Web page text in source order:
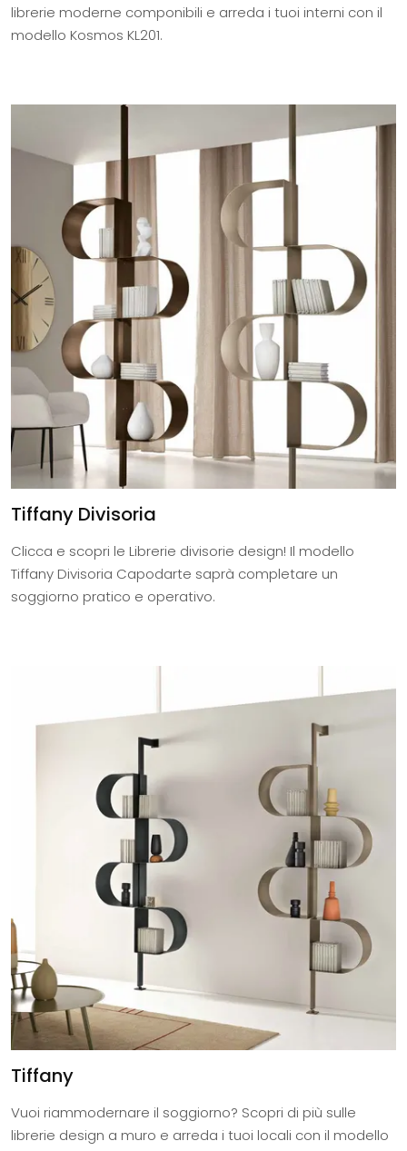
librerie moderne componibili e arreda i tuoi interni con il
modello Kosmos KL201.
Tiffany Divisoria
Clicca e scopri le Librerie divisorie design! Il modello
Tiffany Divisoria Capodarte saprà completare un
soggiorno pratico e operativo.
Tiffany
Vuoi riammodernare il soggiorno? Scopri di più sulle
librerie design a muro e arreda i tuoi locali con il modello